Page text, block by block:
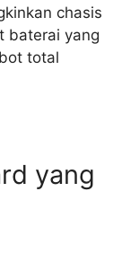
chasis
baterai yang
total
yang